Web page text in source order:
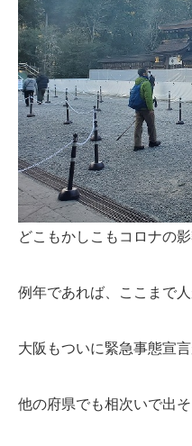
どこもかしこもコロナの
例年であれば、ここまで
大阪もついに緊急事態宣言
他の府県でも相次いで出